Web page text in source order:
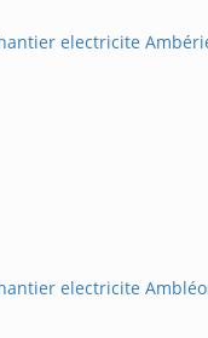
electricite
electricite